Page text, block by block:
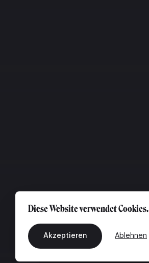
Diese Website verwendet Cookies.
Akzeptieren Ablehnen